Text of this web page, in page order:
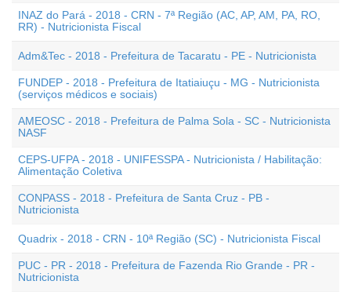
INAZ do Pará - 2018 - CRN - 7ª Região (AC, AP, AM, PA, RO,
RR) - Nutricionista Fiscal
Adm&Tec - 2018 - Prefeitura de Tacaratu - PE - Nutricionista
FUNDEP - 2018 - Prefeitura de Itatiaiuçu - MG - Nutricionista
(serviços médicos e sociais)
AMEOSC - 2018 - Prefeitura de Palma Sola - SC - Nutricionista
NASF
CEPS-UFPA - 2018 - UNIFESSPA - Nutricionista / Habilitação:
Alimentação Coletiva
CONPASS - 2018 - Prefeitura de Santa Cruz - PB -
Nutricionista
Quadrix - 2018 - CRN - 10ª Região (SC) - Nutricionista Fiscal
PUC - PR - 2018 - Prefeitura de Fazenda Rio Grande - PR -
Nutricionista